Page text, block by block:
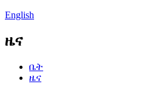
English
ዜና
ቤት
ዜና